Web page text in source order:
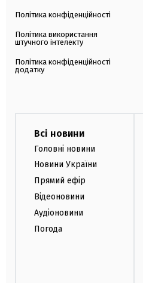
Політика конфіденційності
Політика використання
штучного інтелекту
Політика конфіденційності
додатку
Всі новини
Головні новини
Новини України
Прямий ефір
Відеоновини
Аудіоновини
Погода